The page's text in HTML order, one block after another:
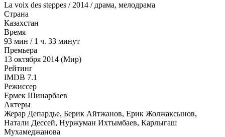
La voix des steppes / 2014 / драма, мелодрама
Страна
Казахстан
Время
93 мин / 1 ч. 33 минут
Премьера
13 октября 2014 (Мир)
Рейтинг
IMDB 7.1
Режиссер
Ермек Шинарбаев
Актеры
Жерар Депардье, Берик Айтжанов, Ерик Жолжаксынов,
Натали Дессей, Нуржуман Ихтымбаев, Карлыгаш
Мухамеджанова